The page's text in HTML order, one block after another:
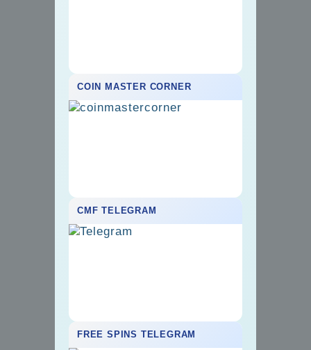
COIN MASTER CORNER
CMF TELEGRAM
FREE SPINS TELEGRAM